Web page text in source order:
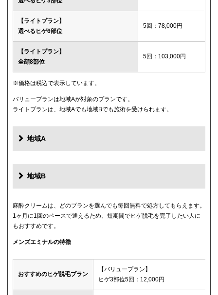
【ライトプラン】
選べるヒゲ6部位
5回：78,000円
【ライトプラン】
全顔8部位
5回：103,000円
※価格は税込で表示しています。
バリュープランは地域Aが対象のプランです。
ライトプランは、地域Aでも地域Bでも施術を受けられます。
地域A
地域B
麻酔クリームは、どのプランを選んでも毎回無料で処方してもらえます。
1ヶ月に1回のペースで通えるため、短期間でヒゲ脱毛を完了したい人に
もおすすめです。
メンズエミナルの特徴
おすすめのヒゲ脱毛プラン
【バリュープラン】
ヒゲ3部位5回：12,000円